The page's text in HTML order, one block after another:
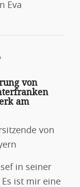
Eva
von
am
von
in seiner
Es ist mir eine